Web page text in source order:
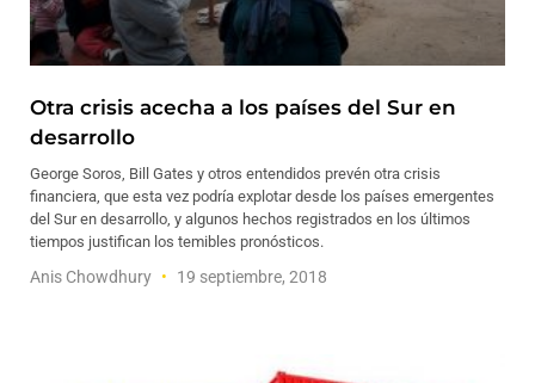
Otra crisis acecha a los países del Sur en
desarrollo
George Soros, Bill Gates y otros entendidos prevén otra crisis
financiera, que esta vez podría explotar desde los países emergentes
del Sur en desarrollo, y algunos hechos registrados en los últimos
tiempos justifican los temibles pronósticos.
Anis Chowdhury 19 septiembre, 2018